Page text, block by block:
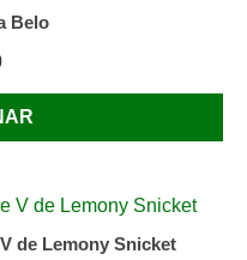
Belo
de Lemony Snicket